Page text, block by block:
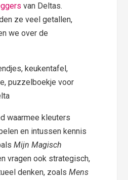
van Deltas.
ze veel getallen,
we over de
waarmee kleuters
en intussen kennis
Mijn Magisch
vragen ook strategisch,
denken, zoals Mens